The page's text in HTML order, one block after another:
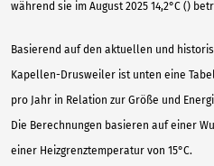
während sie im August 2025 14,2°C ()
Basierend auf den aktuellen und
Kapellen-Drusweiler ist unten eine
pro Jahr in Relation zur Größe und
Die Berechnungen basieren auf einer
einer Heizgrenztemperatur von 15°C.